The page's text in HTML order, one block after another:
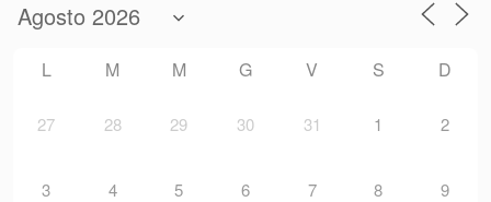
L M M G V S D
27 28 29 30 31 1 2
3 4 5 6 7 8 9